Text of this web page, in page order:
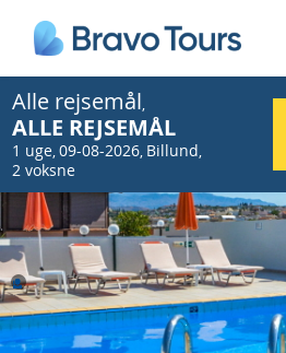
Alle rejsemål,
ALLE REJSEMÅL
1 uge,09-08-2026, Billund,
2 voksne
Prev